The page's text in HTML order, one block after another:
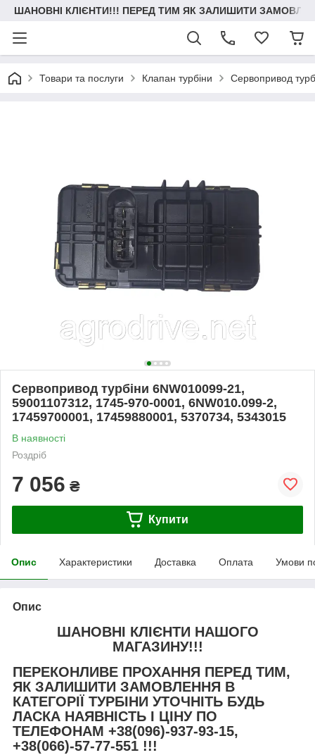
ШАНОВНІ КЛІЄНТИ!!! ПЕРЕД ТИМ ЯК ЗАЛИШИТИ
Товари та послуги Клапан турбіни Сервопривод
Сервопривод турбіни 6NW010099-21,
59001107312, 1745-970-0001, 6NW010.099-2,
17459700001, 17459880001, 5370734, 5343015
В наявності
Роздріб
7 056 ₴
Купити
Опис Характеристики Доставка Оплата Умови
Опис
ШАНОВНІ КЛІЄНТИ НАШОГО
МАГАЗИНУ!!!
ПЕРЕКОНЛИВЕ ПРОХАННЯ ПЕРЕД ТИМ,
ЯК ЗАЛИШИТИ ЗАМОВЛЕННЯ В
КАТЕГОРІЇ ТУРБІНИ УТОЧНІТЬ БУДЬ
ЛАСКА НАЯВНІСТЬ І ЦІНУ ПО
ТЕЛЕФОНАМ +38(096)-937-93-15,
+38(066)-57-77-551 !!!